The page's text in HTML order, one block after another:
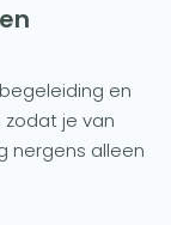
en
je van
nergens alleen